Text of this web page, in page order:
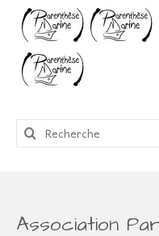
Rechercher
:
Association